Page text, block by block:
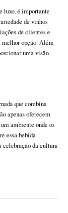
luxo, é importante
de vinhos
de clientes e
melhor opção. Além
uma visão
que combina
apenas oferecem
ambiente onde os
essa bebida
celebração da cultura